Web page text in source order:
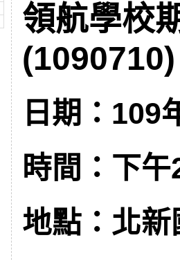
領航學校
(1090710)
日期：109
時間：下
地點：北新